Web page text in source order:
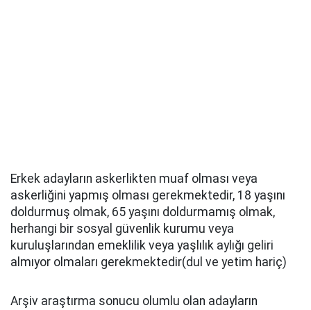
Erkek adayların askerlikten muaf olması veya
askerliğini yapmış olması gerekmektedir, 18 yaşını
doldurmuş olmak, 65 yaşını doldurmamış olmak,
herhangi bir sosyal güvenlik kurumu veya
kuruluşlarından emeklilik veya yaşlılık aylığı geliri
almıyor olmaları gerekmektedir(dul ve yetim hariç)
Arşiv araştırma sonucu olumlu olan adayların